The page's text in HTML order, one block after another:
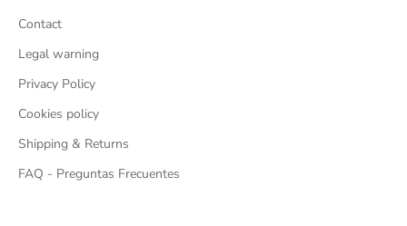
Contact
Legal warning
Privacy Policy
Cookies policy
Shipping & Returns
FAQ - Preguntas Frecuentes